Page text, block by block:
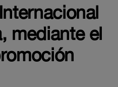
mediante el